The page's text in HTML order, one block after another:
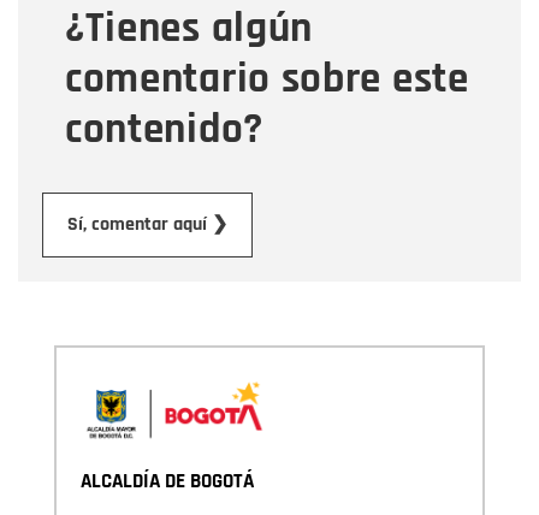
¿Tienes algún
comentario sobre este
contenido?
Sí, comentar aquí ❯
Mensaje
ALCALDÍA DE BOGOTÁ